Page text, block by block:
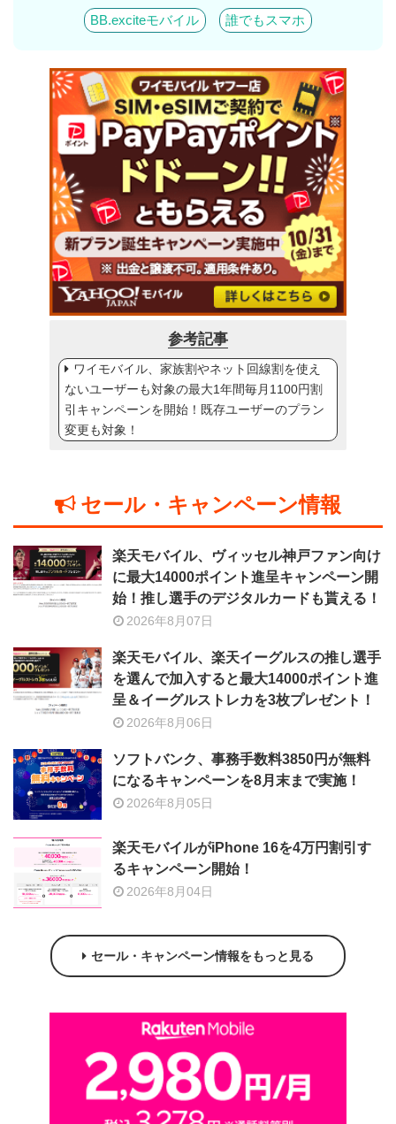
BB.exciteモバイル 誰でもスマホ
参考記事
ワイモバイル、家族割やネット回線割を使え
ないユーザーも対象の最大1年間毎月1100円割
引キャンペーンを開始！既存ユーザーのプラン
変更も対象！
セール・キャンペーン情報
楽天モバイル、ヴィッセル神戸ファン向け
に最大14000ポイント進呈キャンペーン開
始！推し選手のデジタルカードも貰える！
2026年8月07日
楽天モバイル、楽天イーグルスの推し選手
を選んで加入すると最大14000ポイント進
呈＆イーグルストレカを3枚プレゼント！
2026年8月06日
ソフトバンク、事務手数料3850円が無料
になるキャンペーンを8月末まで実施！
2026年8月05日
楽天モバイルがiPhone 16を4万円割引す
るキャンペーン開始！
2026年8月04日
セール・キャンペーン情報をもっと見る